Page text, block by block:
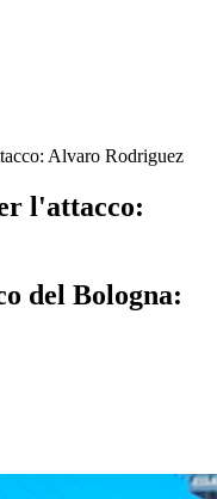
Alvaro Rodriguez
l'attacco:
del Bologna: